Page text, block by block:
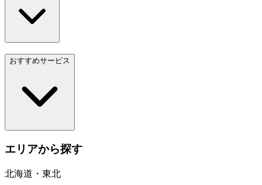
おすすめサービス
エリアから探す
北海道・東北